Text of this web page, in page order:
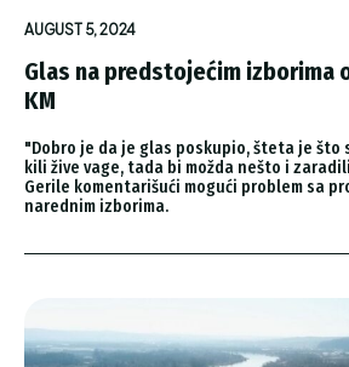
AUGUST 5, 2024
Glas na predstojećim izborima
KM
"Dobro je da je glas poskupio, šteta je što
kili žive vage, tada bi možda nešto i
Gerile komentarišući mogući problem sa
narednim izborima.